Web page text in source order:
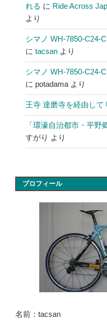
れる に Ride Across
より
シマノ WH-7850-C24-
に tacsan より
シマノ WH-7850-C24-
に potadama より
王寺 達磨寺を経由して
「環濠自治都市・平野
すがり より
プロフィール
名前：tacsan